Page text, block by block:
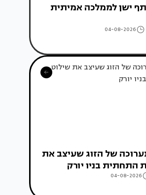
ישן לממלכה אמיתית
04-08-2026
של הזוג שעיצב את
התחתית בניו יורק
04-08-2026